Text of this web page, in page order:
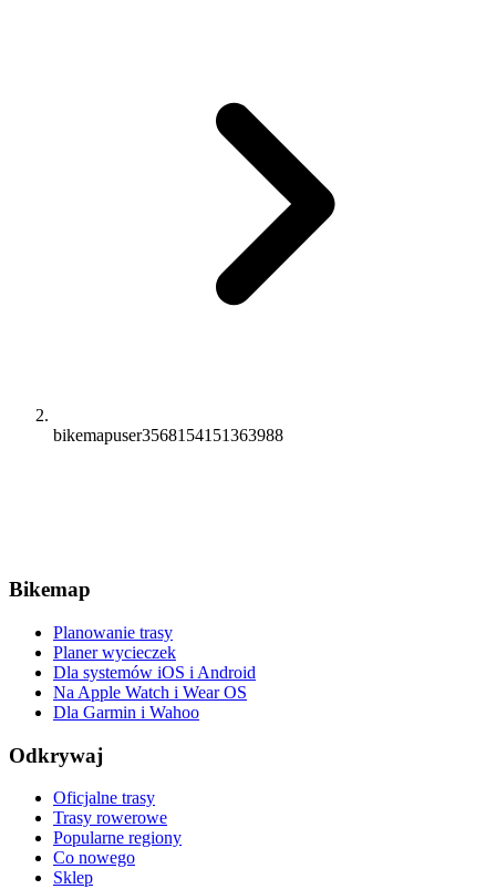
bikemapuser3568154151363988
Bikemap
Planowanie trasy
Planer wycieczek
Dla systemów iOS i Android
Na Apple Watch i Wear OS
Dla Garmin i Wahoo
Odkrywaj
Oficjalne trasy
Trasy rowerowe
Popularne regiony
Co nowego
Sklep